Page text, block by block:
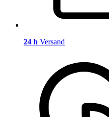
24 h Versand